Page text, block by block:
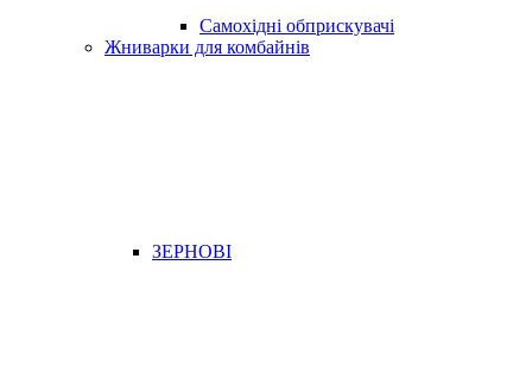
Самохідні обприскувачі
Жниварки для комбайнів
ЗЕРНОВІ